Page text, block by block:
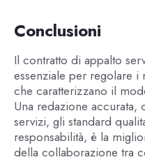
Conclusioni
Il contratto di appalto
essenziale per regolare
che caratterizzano il
Una redazione
servizi, gli standard
responsabilità, è la
della collaborazione tra